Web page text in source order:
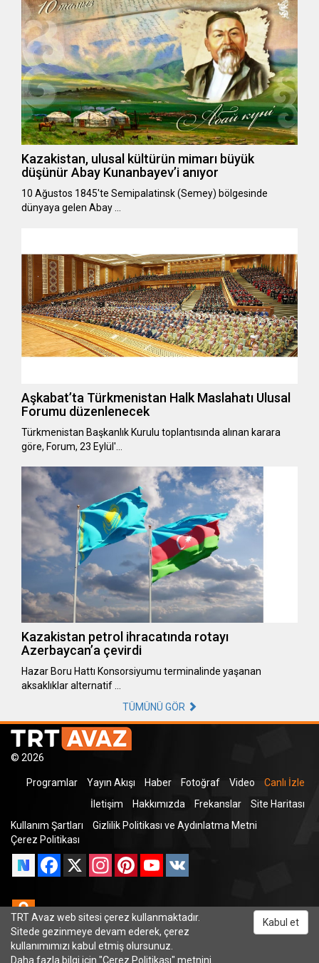
Kazakistan, ulusal kültürün mimarı büyük
düşünür Abay Kunanbayev’i anıyor
10 Ağustos 1845'te Semipalatinsk (Semey) bölgesinde
dünyaya gelen Abay …
Aşkabat’ta Türkmenistan Halk Maslahatı Ulusal
Forumu düzenlenecek
Türkmenistan Başkanlık Kurulu toplantısında alınan karara
göre, Forum, 23 Eylül'…
Kazakistan petrol ihracatında rotayı
Azerbaycan’a çevirdi
Hazar Boru Hattı Konsorsiyumu terminalinde yaşanan
aksaklıklar alternatif …
TÜMÜNÜ GÖR
© 2026
Programlar Yayın Akışı Haber Fotoğraf Video
Canlı İzle
İletişim
Hakkımızda Frekanslar
Site Haritası
Kullanım Şartları
Gizlilik Politikası ve Aydınlatma Metni
Çerez Politikası
Facebook
X InstagramPinterestYouTube
Odnoklassniki
TRT Avaz web sitesi çerez kullanmaktadır.
Sitede gezinmeye devam ederek, çerez
kullanımımızı kabul etmiş olursunuz.
Daha fazla bilgi için "Çerez Politikası" metnini
Kabul et